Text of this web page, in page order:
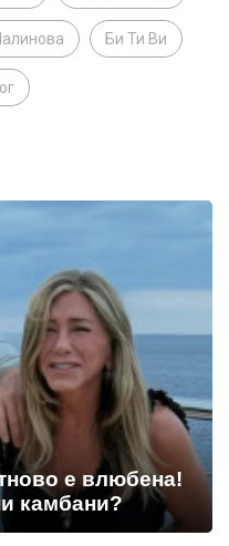
Би Ти Ви
е влюбена!
камбани?